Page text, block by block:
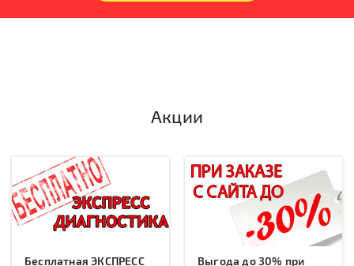
Акции
Бесплатная ЭКСПРЕСС
Выгода до 30% при